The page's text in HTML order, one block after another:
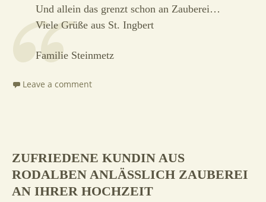
Und allein das grenzt schon an Zauberei…
Viele Grüße aus St. Ingbert
Familie Steinmetz
Leave a comment
ZUFRIEDENE KUNDIN AUS
RODALBEN ANLÄSSLICH ZAUBEREI
AN IHRER HOCHZEIT